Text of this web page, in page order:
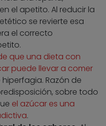
el apetito. Al reducir la
se revierte esa
el correcto
que una dieta con
puede llevar a comer
Razón de
sobre todo
el azúcar es una
.